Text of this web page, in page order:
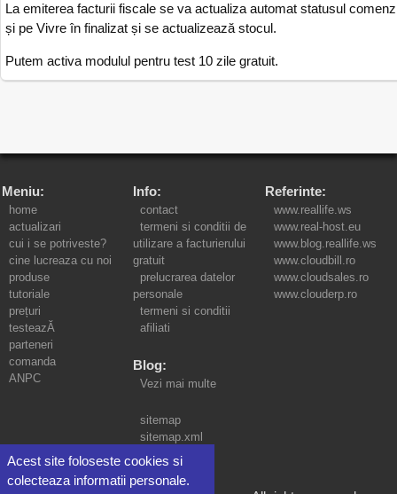
Acest site foloseste cookies si
colecteaza informatii personale.
La emiterea facturii fiscale se va actualiza automat statusul
și pe Vivre în finalizat și se actualizează stocul.
Putem activa modulul pentru test 10 zile gratuit.
Meniu:
home
actualizari
cui i se potriveste?
cine lucreaza cu noi
produse
tutoriale
prețuri
testeazĂ
parteneri
comanda
ANPC
Info:
contact
termeni si conditii de
utilizare a facturierului
gratuit
prelucrarea datelor
personale
termeni si conditii
afiliati
Blog:
Vezi mai multe
sitemap
sitemap.xml
Referinte:
www.reallife.ws
www.real-host.eu
www.blog.reallife.ws
www.cloudbill.ro
www.cloudsales.ro
www.clouderp.ro